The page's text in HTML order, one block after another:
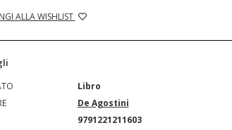
ALLA WISHLIST
Libro
De Agostini
9791221211603